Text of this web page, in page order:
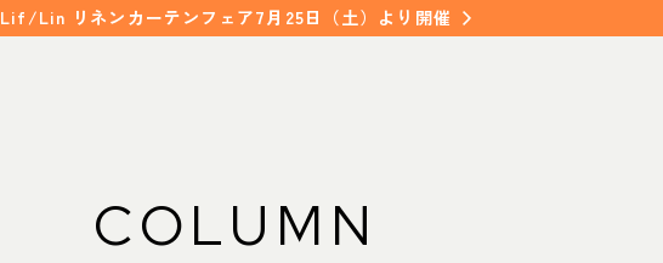
Lif/Lin リネンカーテンフェア7月25日（土）より開催
SHOP INFO
店舗情報
COLUMN